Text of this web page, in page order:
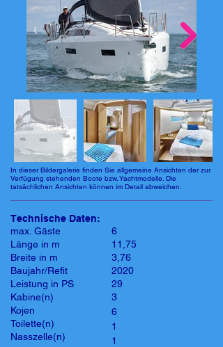
In dieser Bildergalerie finden Sie allgemeine Ansichten der zur
Verfügung stehenden Boote bzw. Yachtmodelle. Die
tatsächlichen Ansichten können im Detail abweichen.
Technische Daten:
max. Gäste
Länge in m
Breite in m
Baujahr/Refit
Leistung in PS
Kabine(n)
Kojen
Toilette(n)
Nasszelle(n)
6
11,75
3,76
2020
29
3
6
1
1